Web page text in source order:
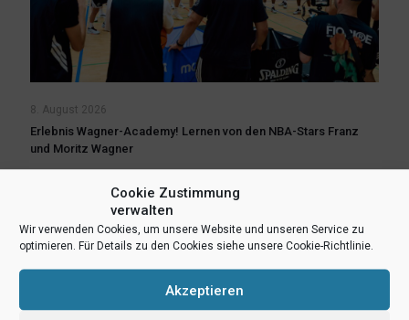
Cookie Zustimmung
verwalten
Wir verwenden Cookies, um unsere Website und unseren Service zu
optimieren. Für Details zu den Cookies siehe unsere Cookie-Richtlinie.
Akzeptieren
8. August 2026
Erlebnis Wagner-Academy! Lernen von den NBA-Stars Franz
und Moritz Wagner
Mehr lesen